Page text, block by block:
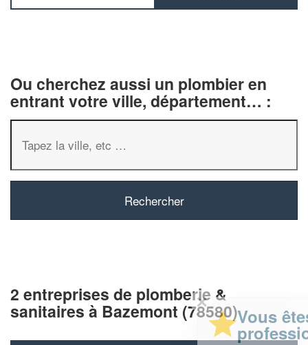
Ou cherchez aussi un plombier en
entrant votre ville, département… :
2 entreprises de plomberie &
sanitaires à Bazemont (78580)
✕
Vous êtes un
professionnel ?